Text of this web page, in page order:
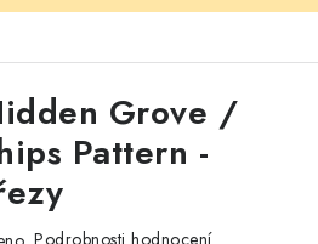
Grove /
Pattern -
Podrobnosti hodnocení